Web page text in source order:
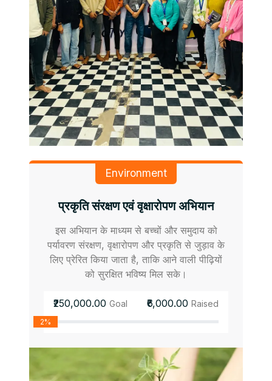
Environment
प्रकृति संरक्षण एवं वृक्षारोपण अभियान
इस अभियान के माध्यम से बच्चों और समुदाय को
पर्यावरण संरक्षण, वृक्षारोपण और प्रकृति से जुड़ाव के
लिए प्रेरित किया जाता है, ताकि आने वाली पीढ़ियों
को सुरक्षित भविष्य मिल सके।
₹250,000.00 Goal ₹6,000.00 Raised
2%